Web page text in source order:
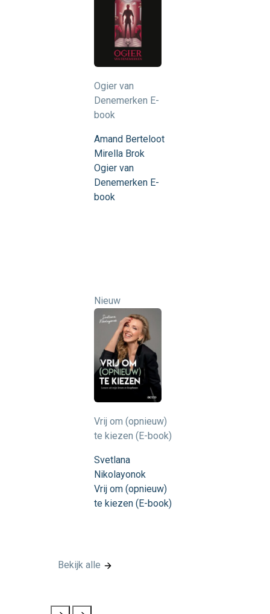
Ogier van
Denemerken E-
book
Amand Berteloot
Mirella Brok
Ogier van
Denemerken E-
book
Nieuw
Vrij om (opnieuw)
te kiezen (E-book)
Svetlana
Nikolayonok
Vrij om (opnieuw)
te kiezen (E-book)
Bekijk alle